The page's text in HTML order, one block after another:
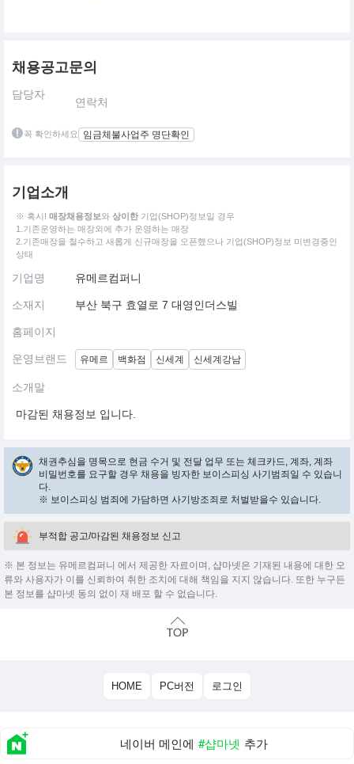
채용공고문의
담당자
연락처
꼭 확인하세요 임금체불사업주 명단확인
기업소개
※ 혹시! 매장채용정보와 상이한 기업(SHOP)정보일 경우
1.기존운영하는 매장외에 추가 운영하는 매장
2.기존매장을 철수하고 새롭게 신규매장을 오픈했으나 기업(SHOP)정보 미변경중인
상태
기업명 유메르컴퍼니
소재지 부산 북구 효열로 7 대영인더스빌
홈페이지
운영브랜드 유메르 백화점 신세계 신세계강남
소개말
마감된 채용정보 입니다.
채권추심을 명목으로 현금 수거 및 전달 업무 또는 체크카드, 계좌, 계좌
비밀번호를 요구할 경우 채용을 빙자한 보이스피싱 사기범죄일 수 있습니
다.
※ 보이스피싱 범죄에 가담하면 사기방조죄로 처벌받을수 있습니다.
부적합 공고/마감된 채용정보 신고
※ 본 정보는 유메르컴퍼니 에서 제공한 자료이며, 샵마넷은 기재된 내용에 대한 오
류와 사용자가 이를 신뢰하여 취한 조치에 대해 책임을 지지 않습니다. 또한 누구든
본 정보를 샵마넷 동의 없이 재 배포 할 수 없습니다.
HOME PC버전 로그인
네이버 메인에 #샵마넷 추가